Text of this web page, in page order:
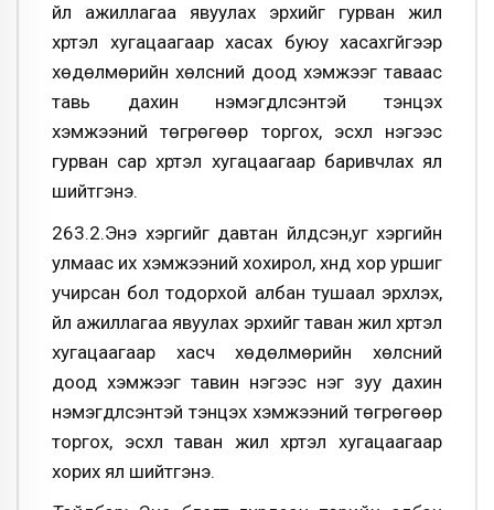
үйл ажиллагаа явуулах эрхийг гурван жил
хүртэл хугацаагаар хасах буюу хасахгүйгээр
хөдөлмөрийн хөлсний доод хэмжээг таваас
тавь дахин нэмэгдүүлсэнтэй тэнцэх
хэмжээний төгрөгөөр торгох, эсхүл нэгээс
гурван сар хүртэл хугацаагаар баривчлах ял
шийтгэнэ.
263.2.Энэ хэргийг давтан үйлдсэн,уг хэргийн
улмаас их хэмжээний хохирол, хүнд хор уршиг
учирсан бол тодорхой албан тушаал эрхлэх,
үйл ажиллагаа явуулах эрхийг таван жил хүртэл
хугацаагаар хасч хөдөлмөрийн хөлсний
доод хэмжээг тавин нэгээс нэг зуу дахин
нэмэгдүүлсэнтэй тэнцэх хэмжээний төгрөгөөр
торгох, эсхүл таван жил хүртэл хугацаагаар
хорих ял шийтгэнэ.